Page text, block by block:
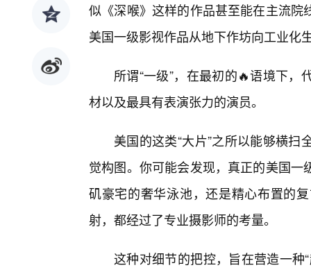
似《深喉》这样的作品甚至能在主流
美国一级影视作品从地下作坊向工业化
所谓“一级”，在最初的🔥语境下
材以及最具有表演张力的演员。
美国的这类“大片”之所以能够横
觉构图。你可能会发现，真正的美国
矶豪宅的奢华泳池，还是精心布置的
射，都经过了专业摄影师的考量。
这种对细节的把控，旨在营造一种